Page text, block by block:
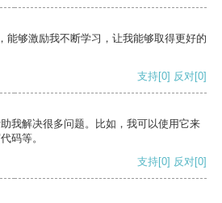
能够激励我不断学习，让我能够取得更好的
支持[0] 反对[0]
我解决很多问题。比如，我可以使用它来
码等。
支持[0] 反对[0]